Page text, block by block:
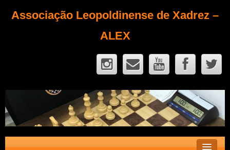
Associação Leopoldinense de Xadrez –
ALEX